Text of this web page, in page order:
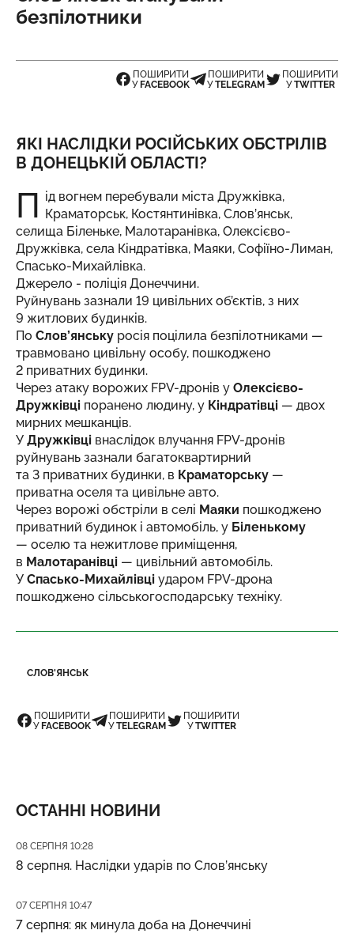
безпілотники
ПОШИРИТИ
У FACEBOOK
ПОШИРИТИ
УTELEGRAM
ПОШИРИТИ
УTWITTER
ЯКІ НАСЛІДКИ РОСІЙСЬКИХ ОБСТРІЛІВ
В ДОНЕЦЬКІЙ ОБЛАСТІ?
П ід вогнем перебували міста Дружківка,
Краматорськ, Костянтинівка, Слов’янськ,
селища Біленьке, Малотаранівка, Олексієво-
Дружківка, села Кіндратівка, Маяки, Софіїно-Лиман,
Спасько-Михайлівка.
Джерело - поліція Донеччини.
Руйнувань зазнали 19 цивільних об’єктів, з них
9 житлових будинків.
По Слов’янську росія поцілила безпілотниками —
травмовано цивільну особу, пошкоджено
2 приватних будинки.
Через атаку ворожих FPV-дронів у Олексієво-
Дружківці поранено людину, у Кіндратівці — двох
мирних мешканців.
У Дружківці внаслідок влучання FPV-дронів
руйнувань зазнали багатоквартирний
та 3 приватних будинки, в Краматорську —
приватна оселя та цивільне авто.
Через ворожі обстріли в селі Маяки пошкоджено
приватний будинок і автомобіль, у Біленькому
— оселю та нежитлове приміщення,
в Малотаранівці — цивільний автомобіль.
У Спасько-Михайлівці ударом FPV-дрона
пошкоджено сільськогосподарську техніку.
СЛОВ'ЯНСЬК
ПОШИРИТИ
У FACEBOOK
ПОШИРИТИ
УTELEGRAM
ПОШИРИТИ
УTWITTER
ОСТАННІ НОВИНИ
Дата публікації
08 СЕРПНЯ 10:28
8 серпня. Наслідки ударів по Слов’янську
Дата публікації
07 СЕРПНЯ 10:47
7 серпня: як минула доба на Донеччині